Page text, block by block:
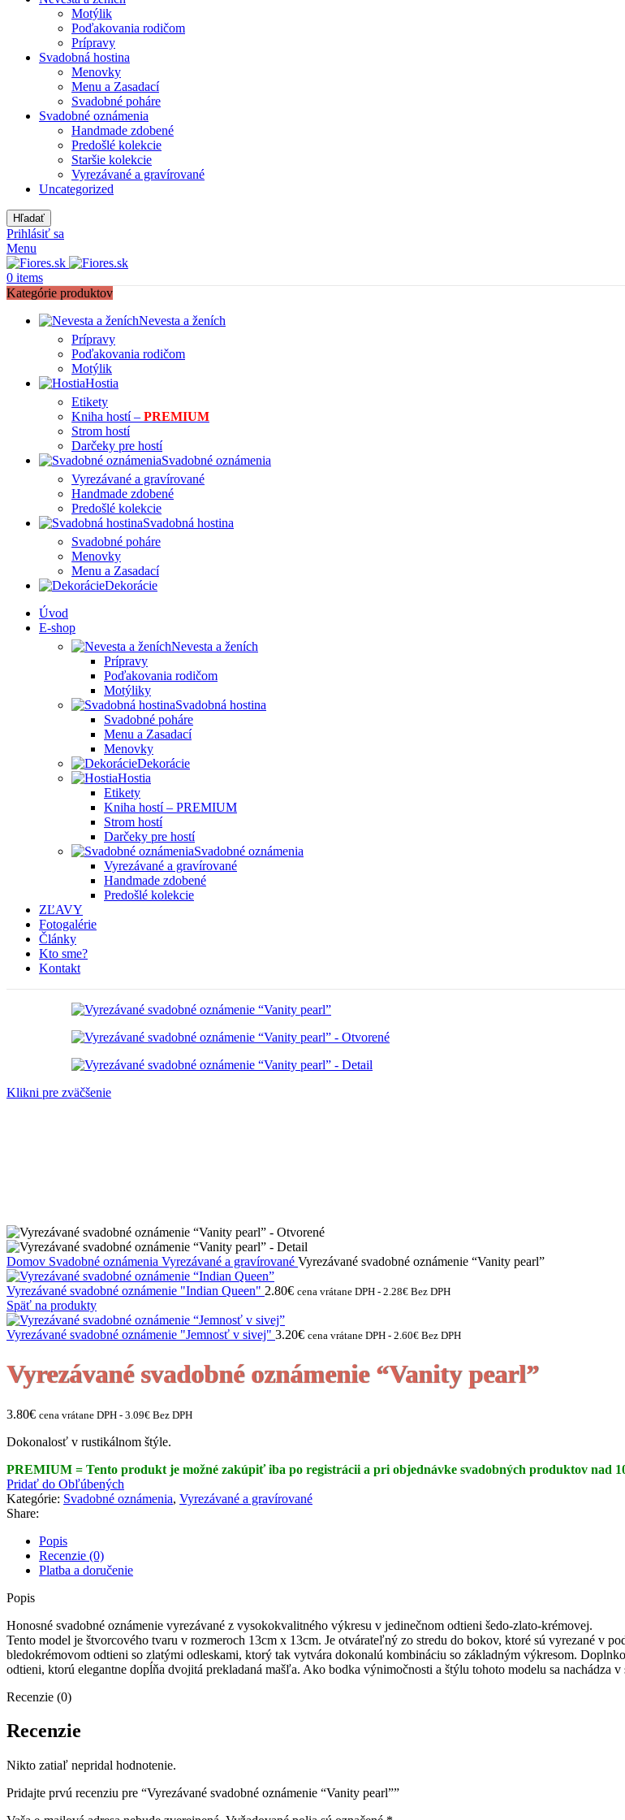
Motýlik
Poďakovania rodičom
Prípravy
Svadobná hostina
Menovky
Menu a Zasadací
Svadobné poháre
Svadobné oznámenia
Handmade zdobené
Predošlé kolekcie
Staršie kolekcie
Vyrezávané a gravírované
Uncategorized
Hľadať
Prihlásiť sa
Menu
0 items
Kategórie produktov
Nevesta a ženích
Prípravy
Poďakovania rodičom
Motýlik
Hostia
Etikety
Kniha hostí – PREMIUM
Strom hostí
Darčeky pre hostí
Svadobné oznámenia
Vyrezávané a gravírované
Handmade zdobené
Predošlé kolekcie
Svadobná hostina
Svadobné poháre
Menovky
Menu a Zasadací
Dekorácie
Úvod
E-shop
Nevesta a ženích
Prípravy
Poďakovania rodičom
Motýliky
Svadobná hostina
Svadobné poháre
Menu a Zasadací
Menovky
Dekorácie
Hostia
Etikety
Kniha hostí – PREMIUM
Strom hostí
Darčeky pre hostí
Svadobné oznámenia
Vyrezávané a gravírované
Handmade zdobené
Predošlé kolekcie
ZĽAVY
Fotogalérie
Články
Kto sme?
Kontakt
Klikni pre zväčšenie
Domov Svadobné oznámenia Vyrezávané a gravírované Vyrezávané svadobné oznámenie “Vanity pearl”
Vyrezávané svadobné oznámenie "Indian Queen" 2.80€ cena vrátane DPH - 2.28€ Bez DPH
Späť na produkty
Vyrezávané svadobné oznámenie "Jemnosť v sivej" 3.20€ cena vrátane DPH - 2.60€ Bez DPH
Vyrezávané svadobné oznámenie “Vanity pearl”
3.80€ cena vrátane DPH - 3.09€ Bez DPH
Dokonalosť v rustikálnom štýle.
PREMIUM = Tento produkt je možné zakúpiť iba po registrácii a pri objednávke svadobných produktov nad
Pridať do Obľúbených
Kategórie: Svadobné oznámenia, Vyrezávané a gravírované
Share:
Popis
Recenzie (0)
Platba a doručenie
Popis
Honosné svadobné oznámenie vyrezávané z vysokokvalitného výkresu v jedinečnom odtieni šedo-zlato-krémovej.
Tento model je štvorcového tvaru v rozmeroch 13cm x 13cm. Je otvárateľný zo stredu do bokov, ktoré sú vyrezané v
bledokrémovom odtieni so zlatými odleskami, ktorý tak vytvára dokonalú kombináciu so základným výkresom.
odtieni, ktorú elegantne dopĺňa dvojitá prekladaná mašľa. Ako bodka výnimočnosti a štýlu tohoto modelu sa nachádza v
Recenzie (0)
Recenzie
Nikto zatiaľ nepridal hodnotenie.
Pridajte prvú recenziu pre “Vyrezávané svadobné oznámenie “Vanity pearl””